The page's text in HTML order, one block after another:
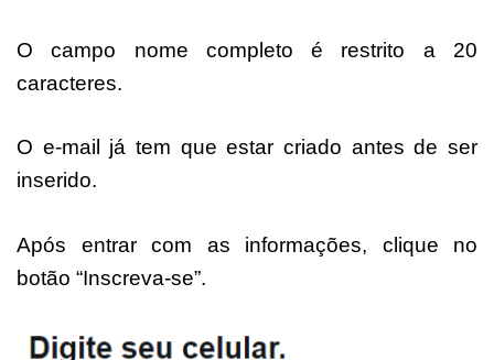
O campo nome completo é restrito a 20
caracteres.
O e-mail já tem que estar criado antes de ser
inserido.
Após entrar com as informações, clique no
botão “Inscreva-se”.